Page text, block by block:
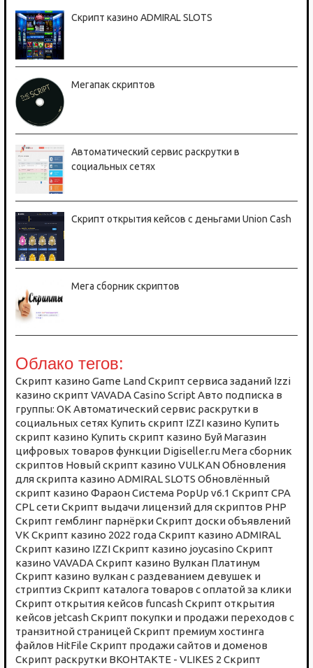
Скрипт казино ADMIRAL SLOTS
Мегапак скриптов
Автоматический сервис раскрутки в
социальных сетях
Скрипт открытия кейсов с деньгами Union Cash
Мега сборник скриптов
Облако тегов:
Cкрипт казино Game Land Cкрипт сервиса заданий Izzi
казино скрипт VAVADA Casino Script Авто подписка в
группы: ОК Автоматический сервис раскрутки в
социальных сетях Купить скрипт IZZI казино Купить
скрипт казино Купить скрипт казино Буй Магазин
цифровых товаров функции Digiseller.ru Мега сборник
скриптов Новый скрипт казино VULKAN Обновления
для скрипта казино ADMIRAL SLOTS Обновлённый
скрипт казино Фараон Система PopUp v6.1 Скрипт CPA
CPL сети Скрипт выдачи лицензий для скриптов PHP
Скрипт гемблинг парнёрки Скрипт доски объявлений
VK Скрипт казино 2022 года Скрипт казино ADMIRAL
Скрипт казино IZZI Скрипт казино joycasino Скрипт
казино VAVADA Скрипт казино Вулкан Платинум
Скрипт казино вулкан с раздеванием девушек и
стриптиз Скрипт каталога товаров с оплатой за клики
Скрипт открытия кейсов funcash Скрипт открытия
кейсов jetcash Скрипт покупки и продажи переходов с
транзитной страницей Скрипт премиум хостинга
файлов HitFile Скрипт продажи сайтов и доменов
Скрипт раскрутки ВКОНТАКТЕ - VLIKES 2 Скрипт